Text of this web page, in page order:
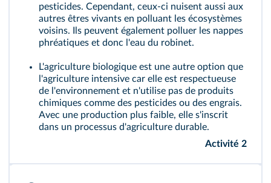
pesticides. Cependant, ceux-ci nuisent aussi aux
autres êtres vivants en polluant les écosystèmes
voisins. Ils peuvent également polluer les nappes
phréatiques et donc l'eau du robinet.
L'agriculture biologique est une autre option que
l'agriculture intensive car elle est respectueuse
de l'environnement et n'utilise pas de produits
chimiques comme des pesticides ou des engrais.
Avec une production plus faible, elle s'inscrit
dans un processus d'agriculture durable.
Activité 2